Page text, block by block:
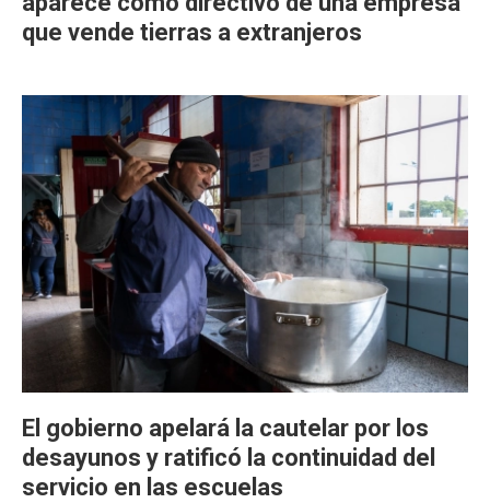
que vende tierras a extranjeros
El gobierno apelará la cautelar por los
desayunos y ratificó la continuidad del
servicio en las escuelas